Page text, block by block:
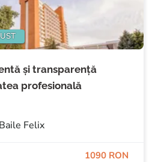
și transparență
profesională
Felix
1090 RON